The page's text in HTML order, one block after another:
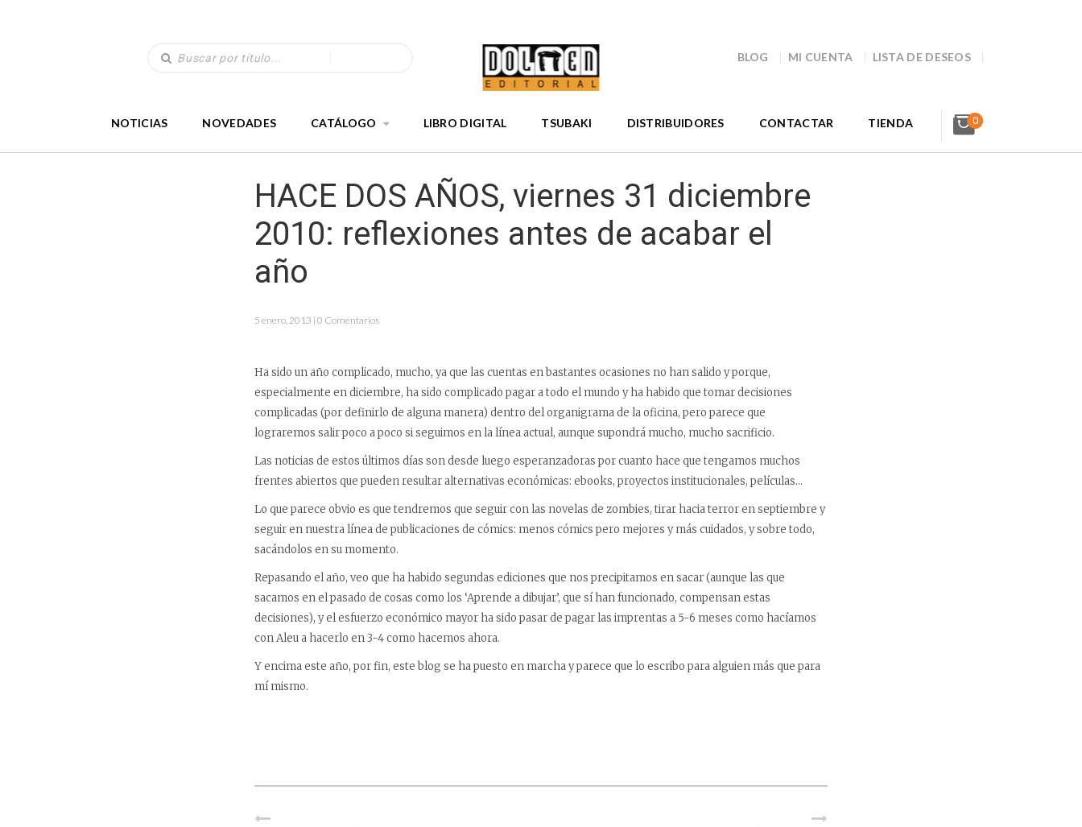
BLOG MI CUENTA LISTA DE DESEOS
NOTICIAS NOVEDADES CATÁLOGO LIBRO DIGITAL TSUBAKI DISTRIBUIDORES CONTACTAR TIENDA 0
HACE DOS AÑOS, viernes 31 diciembre
2010: reflexiones antes de acabar el
año
5 enero, 2013 | 0 Comentarios
Ha sido un año complicado, mucho, ya que las cuentas en bastantes ocasiones no han salido y porque,
especialmente en diciembre, ha sido complicado pagar a todo el mundo y ha habido que tomar decisiones
complicadas (por definirlo de alguna manera) dentro del organigrama de la oficina, pero parece que
lograremos salir poco a poco si seguimos en la línea actual, aunque supondrá mucho, mucho sacrificio.
Las noticias de estos últimos días son desde luego esperanzadoras por cuanto hace que tengamos muchos
frentes abiertos que pueden resultar alternativas económicas: ebooks, proyectos institucionales, películas…
Lo que parece obvio es que tendremos que seguir con las novelas de zombies, tirar hacia terror en septiembre y
seguir en nuestra línea de publicaciones de cómics: menos cómics pero mejores y más cuidados, y sobre todo,
sacándolos en su momento.
Repasando el año, veo que ha habido segundas ediciones que nos precipitamos en sacar (aunque las que
sacamos en el pasado de cosas como los ‘Aprende a dibujar’, que sí han funcionado, compensan estas
decisiones), y el esfuerzo económico mayor ha sido pasar de pagar las imprentas a 5-6 meses como hacíamos
con Aleu a hacerlo en 3-4 como hacemos ahora.
Y encima este año, por fin, este blog se ha puesto en marcha y parece que lo escribo para alguien más que para
mí mismo.